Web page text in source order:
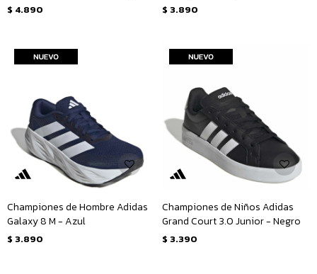
$ 4.890 $ 3.890
Championes de Hombre Adidas
Galaxy 8 M - Azul
$ 3.890
Championes de Niños Adidas
Grand Court 3.0 Junior - Negro
$ 3.390